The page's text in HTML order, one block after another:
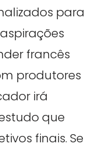
para
francês
produtores
irá
que
finais. Se